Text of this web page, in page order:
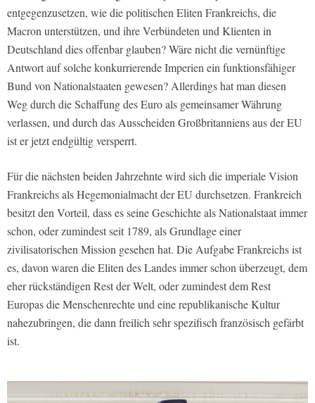
entgegenzusetzen, wie die politischen Eliten Frankreichs, die
Macron unterstützen, und ihre Verbündeten und Klienten in
Deutschland dies offenbar glauben? Wäre nicht die vernünftige
Antwort auf solche konkurrierende Imperien ein funktionsfähiger
Bund von Nationalstaaten gewesen? Allerdings hat man diesen
Weg durch die Schaffung des Euro als gemeinsamer Währung
verlassen, und durch das Ausscheiden Großbritanniens aus der EU
ist er jetzt endgültig versperrt.
Für die nächsten beiden Jahrzehnte wird sich die imperiale Vision
Frankreichs als Hegemonialmacht der EU durchsetzen. Frankreich
besitzt den Vorteil, dass es seine Geschichte als Nationalstaat immer
schon, oder zumindest seit 1789, als Grundlage einer
zivilisatorischen Mission gesehen hat. Die Aufgabe Frankreichs ist
es, davon waren die Eliten des Landes immer schon überzeugt, dem
eher rückständigen Rest der Welt, oder zumindest dem Rest
Europas die Menschenrechte und eine republikanische Kultur
nahezubringen, die dann freilich sehr spezifisch französisch gefärbt
ist.